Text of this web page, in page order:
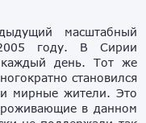
масштабный
году. В Сирии
день. Тот же
становился
мирные жители. Это
в данном